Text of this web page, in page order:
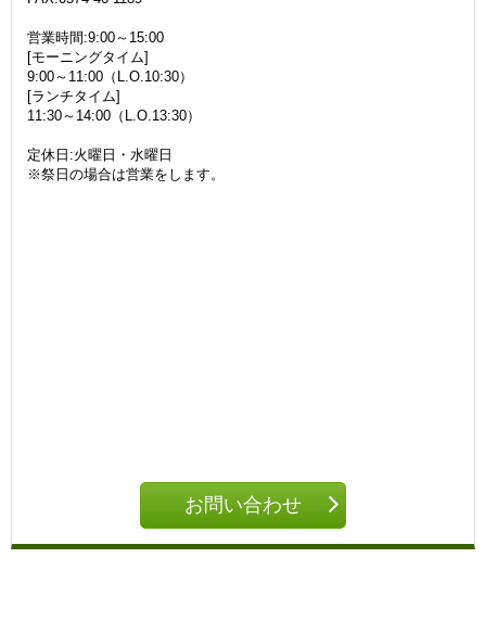
営業時間:9:00～15:00
[モーニングタイム]
9:00～11:00（L.O.10:30）
[ランチタイム]
11:30～14:00（L.O.13:30）
定休日:火曜日・水曜日
※祭日の場合は営業をします。
お問い合わせ